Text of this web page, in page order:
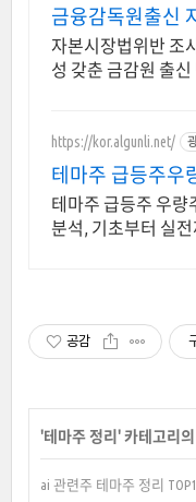
금융감독원출신
가
자본시장법위반 조
성 갖춘 금감원 출신
협업가능
https://kor.algunli.net/
테마주 급등주우
지금 안보면 늦어
테마주 급등주 우량
분석, 기초부터 실전
공감
'테마주 정리 ' 카테고리
ai 관련주 테마주 정리